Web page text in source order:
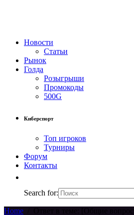
Новости
Статьи
Рынок
Голда
Розыгрыши
Промокоды
500G
Киберспорт
Топ игроков
Турниры
Форум
Контакты
Search for:
Home
Ответ в теме: [Общие